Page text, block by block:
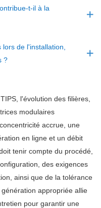
t-il à la
de l'installation,
?
l'évolution des filières,
modulaires
accrue, une
en ligne et un débit
tenir compte du procédé,
des exigences
ainsi que de la tolérance
appropriée allie
pour garantir une